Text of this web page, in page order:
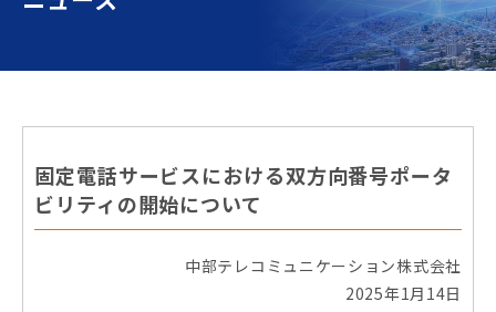
固定電話サービスにおける双方向番号ポータ
ビリティの開始について
中部テレコミュニケーション株式会社
2025年1月14日